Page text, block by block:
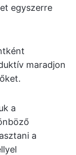
egyszerre
maradjon
a
a